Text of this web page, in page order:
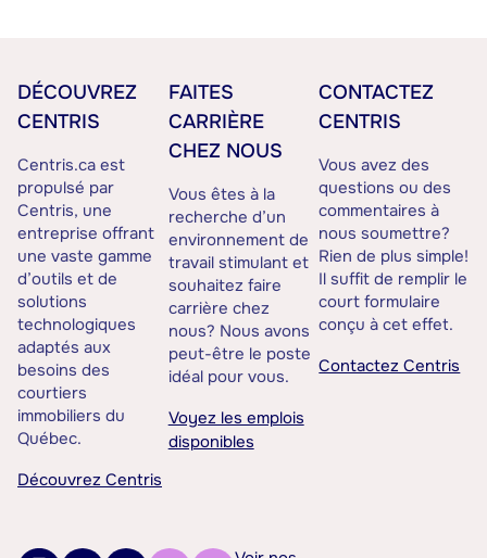
DÉCOUVREZ
CENTRIS
Centris.ca est
propulsé par
Centris, une
entreprise offrant
une vaste gamme
d’outils et de
solutions
technologiques
adaptés aux
besoins des
courtiers
immobiliers du
Québec.
Découvrez Centris
FAITES
CARRIÈRE
CHEZ NOUS
Vous êtes à la
recherche d’un
environnement de
travail stimulant et
souhaitez faire
carrière chez
nous? Nous avons
peut-être le poste
idéal pour vous.
Voyez les emplois
disponibles
CONTACTEZ
CENTRIS
Vous avez des
questions ou des
commentaires à
nous soumettre?
Rien de plus simple!
Il suffit de remplir le
court formulaire
conçu à cet effet.
Contactez Centris